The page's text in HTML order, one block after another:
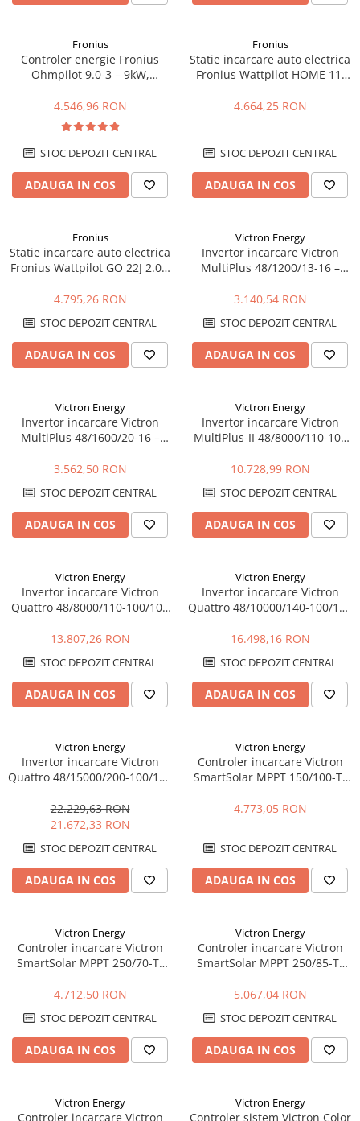
Fronius
Controler energie Fronius
Ohmpilot 9.0-3 – 9kW,
incalzire apa
4.546,96 RON
STOC DEPOZIT CENTRAL
ADAUGA IN COS
Fronius
Statie incarcare auto electrica
Fronius Wattpilot HOME 11J
inteligent
4.664,25 RON
STOC DEPOZIT CENTRAL
ADAUGA IN COS
Fronius
Statie incarcare auto electrica
Fronius Wattpilot GO 22J 2.0 –
inteligent
4.795,26 RON
STOC DEPOZIT CENTRAL
ADAUGA IN COS
Victron Energy
Invertor incarcare Victron
MultiPlus 48/1200/13-16 –
baterii
3.140,54 RON
STOC DEPOZIT CENTRAL
ADAUGA IN COS
Victron Energy
Invertor incarcare Victron
MultiPlus 48/1600/20-16 –
baterii
3.562,50 RON
STOC DEPOZIT CENTRAL
ADAUGA IN COS
Victron Energy
Invertor incarcare Victron
MultiPlus-II 48/8000/110-100
PowerAssist
10.728,99 RON
STOC DEPOZIT CENTRAL
ADAUGA IN COS
Victron Energy
Invertor incarcare Victron
Quattro 48/8000/110-100/100
PowerAssist
13.807,26 RON
STOC DEPOZIT CENTRAL
ADAUGA IN COS
Victron Energy
Invertor incarcare Victron
Quattro 48/10000/140-100/100
PowerAssist
16.498,16 RON
STOC DEPOZIT CENTRAL
ADAUGA IN COS
Victron Energy
Invertor incarcare Victron
Quattro 48/15000/200-100/100
PowerAssist
22.229,63 RON
21.672,33 RON
STOC DEPOZIT CENTRAL
ADAUGA IN COS
Victron Energy
Controler incarcare Victron
SmartSolar MPPT 150/100-Tr
eficienta maxima
4.773,05 RON
STOC DEPOZIT CENTRAL
ADAUGA IN COS
Victron Energy
Controler incarcare Victron
SmartSolar MPPT 250/70-Tr
eficienta maxima
4.712,50 RON
STOC DEPOZIT CENTRAL
ADAUGA IN COS
Victron Energy
Controler incarcare Victron
SmartSolar MPPT 250/85-Tr
eficienta maxima
5.067,04 RON
STOC DEPOZIT CENTRAL
ADAUGA IN COS
Victron Energy
Controler incarcare Victron
Victron Energy
Controler sistem Victron Color